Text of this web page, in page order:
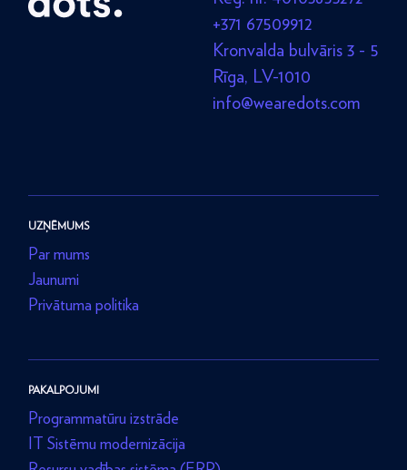
+371 67509912
Kronvalda bulvāris 3 - 5
Rīga, LV-1010
info@wearedots.com
UZŅĒMUMS
Par mums
Jaunumi
Privātuma politika
PAKALPOJUMI
Programmatūru izstrāde
IT Sistēmu modernizācija